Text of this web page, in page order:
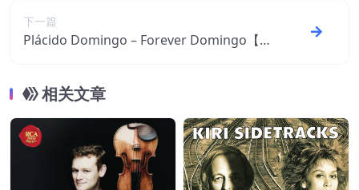
下一篇
Plácido Domingo – Forever Domingo【4
相关文章